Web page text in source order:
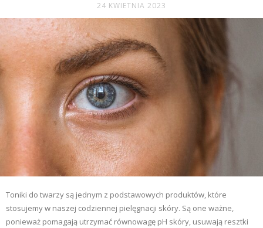
24 KWIETNIA 2023
Toniki do twarzy są jednym z podstawowych produktów, które
stosujemy w naszej codziennej pielęgnacji skóry. Są one ważne,
ponieważ pomagają utrzymać równowagę pH skóry, usuwają resztki